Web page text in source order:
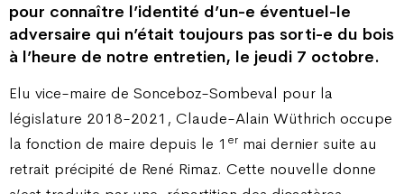
pour connaître l’identité d’un-e éventuel-le
adversaire qui n’était toujours pas sorti-e du bois
à l’heure de notre entretien, le jeudi 7 octobre.
Elu vice-maire de Sonceboz-Sombeval pour la
législature 2018-2021, Claude-Alain Wüthrich occupe
la fonction de maire depuis le 1 er mai dernier suite au
retrait précipité de René Rimaz. Cette nouvelle donne